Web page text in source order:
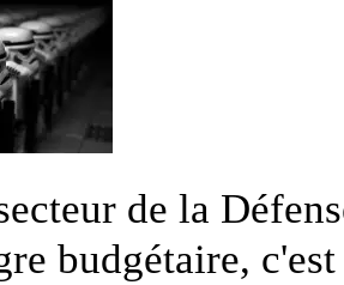
de la
budgétaire,